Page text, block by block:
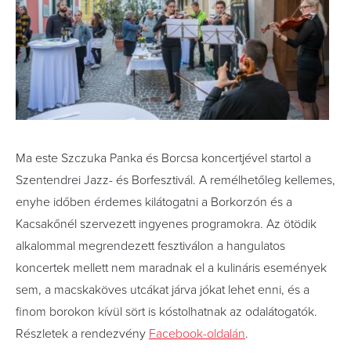
Ma este Szczuka Panka és Borcsa koncertjével startol a
Szentendrei Jazz- és Borfesztivál. A remélhetőleg kellemes,
enyhe időben érdemes kilátogatni a Borkorzón és a
Kacsakőnél szervezett ingyenes programokra. Az ötödik
alkalommal megrendezett fesztiválon a hangulatos
koncertek mellett nem maradnak el a kulináris események
sem, a macskaköves utcákat járva jókat lehet enni, és a
finom borokon kívül sört is kóstolhatnak az odalátogatók.
Részletek a rendezvény Facebook-oldalán.